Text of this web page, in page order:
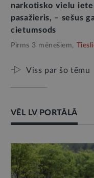
narkotisko vielu
pasažieris, – sešus
cietumsods
Pirms 3 mēnešiem,
Viss par šo tēmu
VĒL LV PORTĀLĀ